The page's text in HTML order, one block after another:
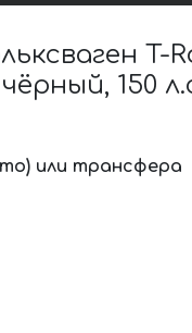
T-
150
или трансфера